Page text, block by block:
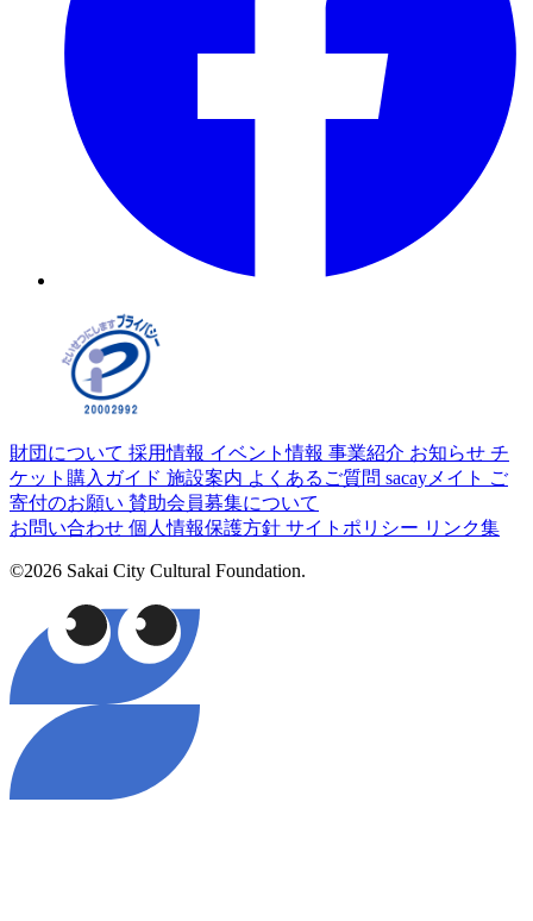
財団について 採用情報 イベント情報 事業紹介 お知らせ チ
ケット購入ガイド 施設案内 よくあるご質問 sacayメイト ご
寄付のお願い 賛助会員募集について
お問い合わせ 個人情報保護方針 サイトポリシー リンク集
©2026 Sakai City Cultural Foundation.